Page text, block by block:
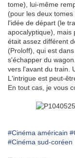
tome), lui-même
(pour les deux
l'idée de départ (le
apocalyptique), mais
était assez différent
(Proloff), qui est
s'échapper du
vers l'avant du train.
L'intrigue est peut-
En tout cas, je vous
#Cinéma américain
#Cinéma sud-coréen